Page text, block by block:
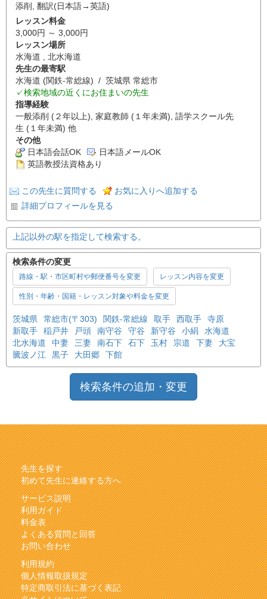
添削
翻訳(日本語→英語)
レッスン料金
3,000円 ～ 3,000円
レッスン場所
水海道 , 北水海道
先生の最寄駅
水海道 (関鉄-常総線) / 茨城県 常総市
✓検索地域の近くにお住まいの先生
指導経験
一般添削 (２年以上), 家庭教師 (１年未満), 語学スクール先
生 (１年未満) 他
その他
日本語会話OK
日本語メールOK
英語教授法資格あり
この先生に質問する
お気に入りへ追加する
詳細プロフィールを見る
上記以外の駅を指定して検索する。
検索条件の変更
路線・駅・市区町村や郵便番号を変更 レッスン内容を変更
性別・年齢・国籍・レッスン対象や料金を変更
茨城県 常総市(〒303) 関鉄-常総線 取手 西取手
寺原
新取手
稲戸井 戸頭 南守谷 守谷 新守谷 小絹
水海道
北水海道
中妻 三妻 南石下 石下 玉村 宗道 下妻
大宝
騰波ノ江
黒子 大田郷 下館
検索条件の追加・変更
先生を探す
初めて先生に連絡する方へ
サービス説明
利用ガイド
料金表
よくある質問と回答
お問い合わせ
利用規約
個人情報取扱規定
特定商取引法に基づく表記